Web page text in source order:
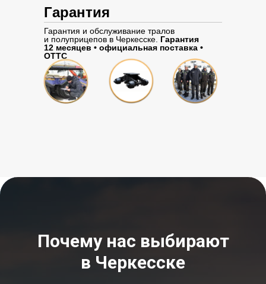
Гарантия
Гарантия и обслуживание тралов
и полуприцепов в Черкесске. Гарантия
12 месяцев • официальная поставка •
ОТТС
Почему нас выбирают
в Черкесске